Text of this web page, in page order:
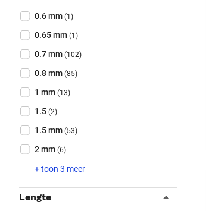
Dikte (Optioneel)
0.6 mm (1)
0.65 mm (1)
0.7 mm (102)
0.8 mm (85)
1 mm (13)
1.5 (2)
1.5 mm (53)
2 mm (6)
+ toon 3 meer
Lengte